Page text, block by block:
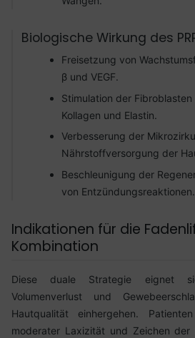
Biologische Wirkung des
Freisetzung von
β und VEGF.
Stimulation der
Kollagen und Elastin.
Verbesserung der
Nährstoffversorgung der
Beschleunigung der
von Entzündungsreaktionen.
Indikationen für die
Kombination
Diese duale Strategie eignet
Volumenverlust und
Hautqualität einhergehen.
moderater Laxizität und Zeichen der